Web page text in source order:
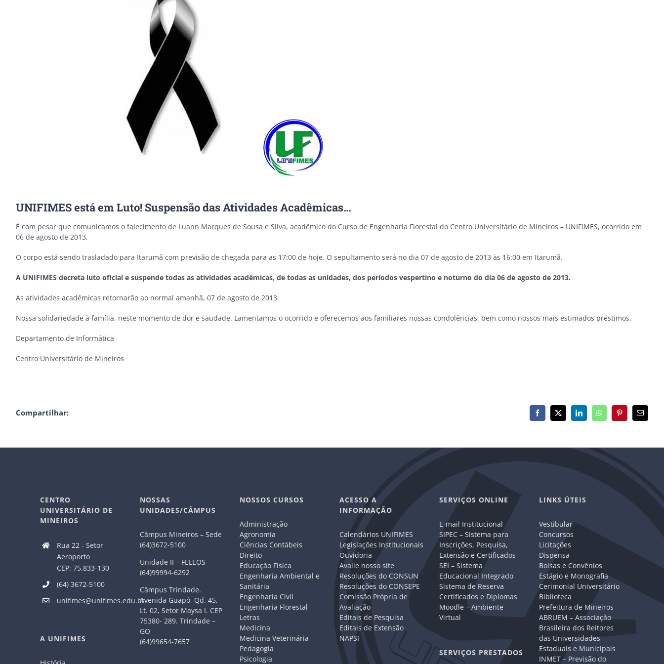
UNIFIMES está em Luto! Suspensão das Atividades Acadêmicas…
É com pesar que comunicamos o falecimento de Luann Marques de Sousa e Silva, acadêmico do Curso de Engenharia Florestal do Centro Universitário de Mineiros – UNIFIMES, ocorrido em
06 de agosto de 2013.
O corpo está sendo trasladado para Itarumã com previsão de chegada para as 17:00 de hoje. O sepultamento será no dia 07 de agosto de 2013 às 16:00 em Itarumã.
A UNIFIMES decreta luto oficial e suspende todas as atividades acadêmicas, de todas as unidades, dos períodos vespertino e noturno do dia 06 de agosto de 2013.
As atividades acadêmicas retornarão ao normal amanhã, 07 de agosto de 2013.
Nossa solidariedade à família, neste momento de dor e saudade. Lamentamos o ocorrido e oferecemos aos familiares nossas condolências, bem como nossos mais estimados préstimos.
Departamento de Informática
Centro Universitário de Mineiros
Compartilhar: Facebook
X LinkedInWhatsAppPinterest
E-
mail
CENTRO
UNIVERSITÁRIO DE
MINEIROS
Rua 22 - Setor
Aeroporto
CEP: 75.833-130
(64) 3672-5100
unifimes@unifimes.edu.br
A UNIFIMES
NOSSAS
UNIDADES/CÂMPUS
Câmpus Mineiros – Sede
(64)3672-5100
Unidade II – FELEOS
(64)99994-6292
Câmpus Trindade.
Avenida Guapó, Qd. 45,
Lt. 02, Setor Maysa I. CEP
75380- 289. Trindade –
GO
(64)99654-7657
NOSSOS CURSOS
Administração
Agronomia
Ciências Contábeis
Direito
Educação Física
Engenharia Ambiental e
Sanitária
Engenharia Civil
Engenharia Florestal
Letras
Medicina
Medicina Veterinária
Pedagogia
Psicologia
ACESSO A
INFORMAÇÃO
Calendários UNIFIMES
Legislações Institucionais
Ouvidoria
Avalie nosso site
Resoluções do CONSUN
Resoluções do CONSEPE
Comissão Própria de
Avaliação
Editais de Pesquisa
Editais de Extensão
NAPSI
SERVIÇOS ONLINE
E-mail Institucional
SIPEC – Sistema para
Inscrições, Pesquisa,
Extensão e Certificados
SEI – Sistema
Educacional Integrado
Sistema de Reserva
Certificados e Diplomas
Moodle – Ambiente
Virtual
SERVIÇOS PRESTADOS
LINKS ÚTEIS
Vestibular
Concursos
Licitações
Dispensa
Bolsas e Convênios
Estágio e Monografia
Cerimonial Universitário
Biblioteca
Prefeitura de Mineiros
ABRUEM – Associação
Brasileira dos Reitores
das Universidades
Estaduais e Municipais
INMET – Previsão do